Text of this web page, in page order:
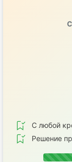
С любой
Решение